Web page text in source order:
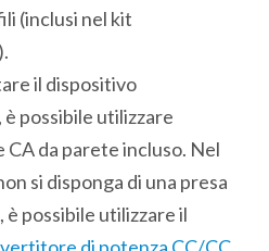
(inclusi nel kit
il dispositivo
possibile utilizzare
da parete incluso. Nel
si disponga di una presa
possibile utilizzare il